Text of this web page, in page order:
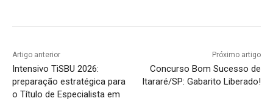
Artigo anterior
Intensivo TiSBU 2026:
preparação estratégica para
o Título de Especialista em
Próximo artigo
Concurso Bom Sucesso de
Itararé/SP: Gabarito Liberado!